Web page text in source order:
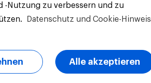
-Nutzung zu verbessern und zu
Datenschutz und Cookie-Hinweis
Alle akzeptieren